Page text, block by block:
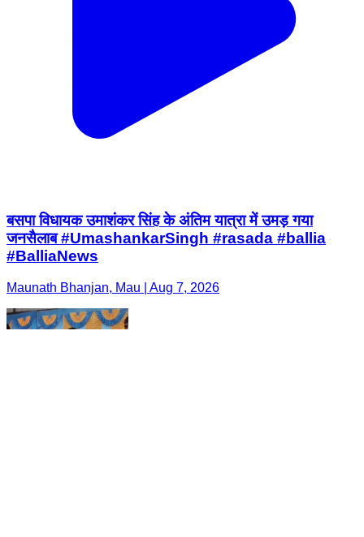
बसपा विधायक उमाशंकर सिंह के अंतिम यात्रा में उमड़ गया
जनसैलाब #UmashankarSingh #rasada #ballia
#BalliaNews
Maunath Bhanjan, Mau | Aug 7, 2026